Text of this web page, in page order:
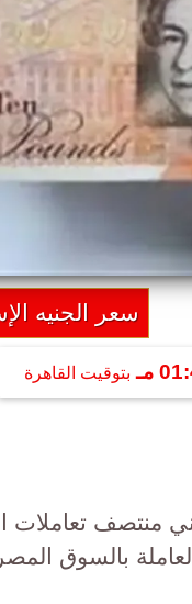
سعر الجنيه
مـ بتوقيت القاهرة
بالسوق